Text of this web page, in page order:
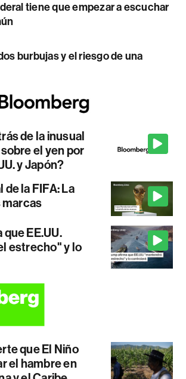
tiene que empezar a escuchar
burbujas y el riesgo de una
de la inusual
el yen por
y Japón?
de la FIFA: La
marcas
EE.UU.
estrecho" y lo
que El Niño
el hambre en